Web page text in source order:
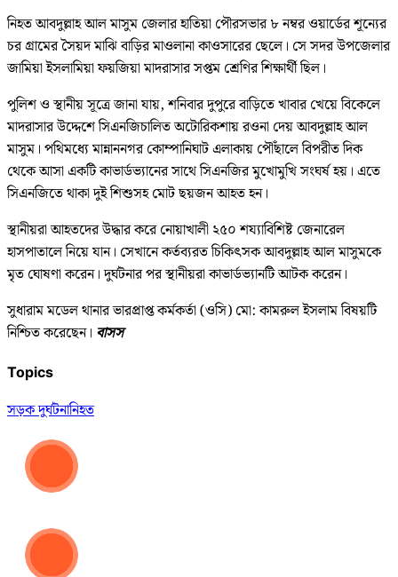
নিহত আবদুল্লাহ আল মাসুম জেলার হাতিয়া পৌরসভার ৮ নম্বর ওয়ার্ডের শূন্যের
চর গ্রামের সৈয়দ মাঝি বাড়ির মাওলানা কাওসারের ছেলে। সে সদর উপজেলার
জামিয়া ইসলামিয়া ফয়জিয়া মাদরাসার সপ্তম শ্রেণির শিক্ষার্থী ছিল।
পুলিশ ও স্থানীয় সূত্রে জানা যায়, শনিবার দুপুরে বাড়িতে খাবার খেয়ে বিকেলে
মাদরাসার উদ্দেশে সিএনজিচালিত অটোরিকশায় রওনা দেয় আবদুল্লাহ আল
মাসুম। পথিমধ্যে মান্নাননগর কোম্পানিঘাট এলাকায় পৌঁছালে বিপরীত দিক
থেকে আসা একটি কাভার্ডভ্যানের সাথে সিএনজির মুখোমুখি সংঘর্ষ হয়। এতে
সিএনজিতে থাকা দুই শিশুসহ মোট ছয়জন আহত হন।
স্থানীয়রা আহতদের উদ্ধার করে নোয়াখালী ২৫০ শয্যাবিশিষ্ট জেনারেল
হাসপাতালে নিয়ে যান। সেখানে কর্তব্যরত চিকিৎসক আবদুল্লাহ আল মাসুমকে
মৃত ঘোষণা করেন। দুর্ঘটনার পর স্থানীয়রা কাভার্ডভ্যানটি আটক করেন।
সুধারাম মডেল থানার ভারপ্রাপ্ত কর্মকর্তা (ওসি) মো: কামরুল ইসলাম বিষয়টি
নিশ্চিত করেছেন। বাসস
Topics
সড়ক দুর্ঘটনানিহত